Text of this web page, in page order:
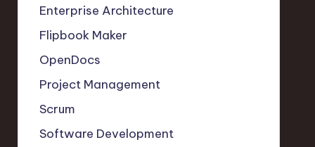
Enterprise Architecture
Flipbook Maker
OpenDocs
Project Management
Scrum
Software Development